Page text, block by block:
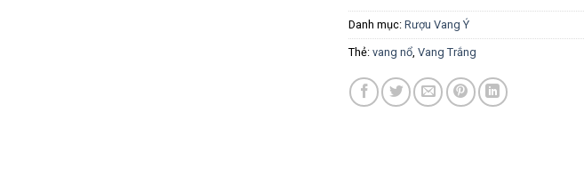
Danh mục: Rượu Vang Ý
Thẻ: vang nổ, Vang Trắng